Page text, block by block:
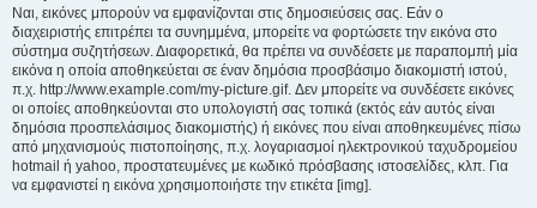
Ναι, εικόνες μπορούν να εμφανίζονται στις δημοσιεύσεις σας. Εάν ο
διαχειριστής επιτρέπει τα συνημμένα, μπορείτε να φορτώσετε την εικόνα στο
σύστημα συζητήσεων. Διαφορετικά, θα πρέπει να συνδέσετε με παραπομπή μία
εικόνα η οποία αποθηκεύεται σε έναν δημόσια προσβάσιμο διακομιστή ιστού,
π.χ. http://www.example.com/my-picture.gif. Δεν μπορείτε να συνδέσετε εικόνες
οι οποίες αποθηκεύονται στο υπολογιστή σας τοπικά (εκτός εάν αυτός είναι
δημόσια προσπελάσιμος διακομιστής) ή εικόνες που είναι αποθηκευμένες πίσω
από μηχανισμούς πιστοποίησης, π.χ. λογαριασμοί ηλεκτρονικού ταχυδρομείου
hotmail ή yahoo, προστατευμένες με κωδικό πρόσβασης ιστοσελίδες, κλπ. Για
να εμφανιστεί η εικόνα χρησιμοποιήστε την ετικέτα [img].